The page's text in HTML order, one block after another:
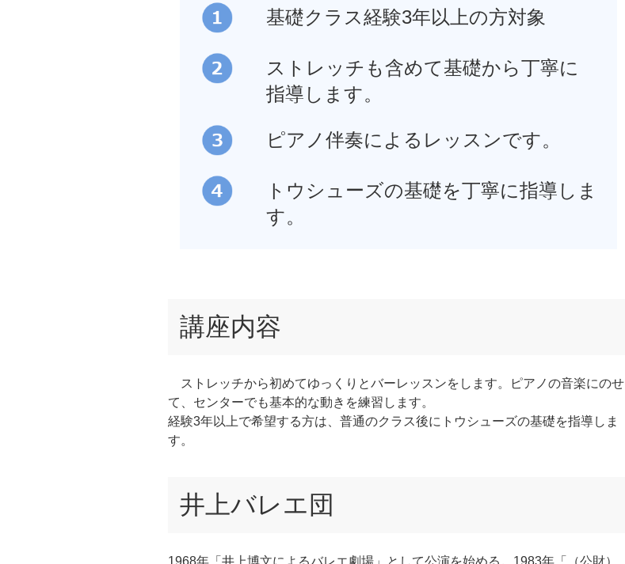
基礎クラス経験3年以上の方対象
ストレッチも含めて基礎から丁寧に
指導します。
ピアノ伴奏によるレッスンです。
トウシューズの基礎を丁寧に指導しま
す。
講座内容
ストレッチから初めてゆっくりとバーレッスンをします。ピアノの音楽にのせ
て、センターでも基本的な動きを練習します。
経験3年以上で希望する方は、普通のクラス後にトウシューズの基礎を指導しま
す。
井上バレエ団
1968年「井上博文によるバレエ劇場」として公演を始める。1983年「（公財）